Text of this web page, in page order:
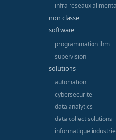
infra reseaux
non classe
software
programmation ihm
supervision
solutions
automation
cybersecurite
data analytics
data collect solutions
informatique